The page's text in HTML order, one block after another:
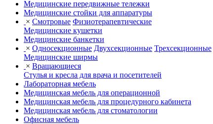
Медицинские передвижные тележки
Медицинские стойки для аппаратуры
× Смотровые Физиотерапевтические
Медицинские кушетки
Медицинские банкетки
× Односекционные Двухсекционные Трехсекционные
Медицинские ширмы
× Вращающиеся
Стулья и кресла для врача и посетителей
Лабораторная мебель
Медицинская мебель для операционной
Медицинская мебель для процедурного кабинета
Медицинская мебель для стоматологии
Офисная мебель